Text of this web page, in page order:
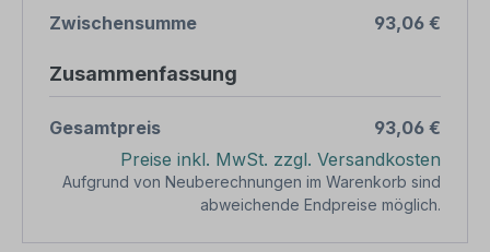
Zwischensumme
93,06 €
Zusammenfassung
Gesamtpreis
93,06 €
Preise inkl. MwSt. zzgl. Versandkosten
Aufgrund von Neuberechnungen im Warenkorb sind
abweichende Endpreise möglich.